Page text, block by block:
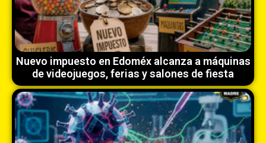
Nuevo impuesto en Edoméx alcanza a máquinas
de videojuegos, ferias y salones de fiesta